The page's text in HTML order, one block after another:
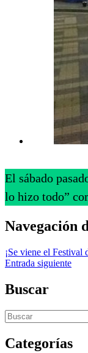
El sábado
lo hizo todo”
Navegación
¡Se viene el Festival
Entrada siguiente
Buscar
Categorías